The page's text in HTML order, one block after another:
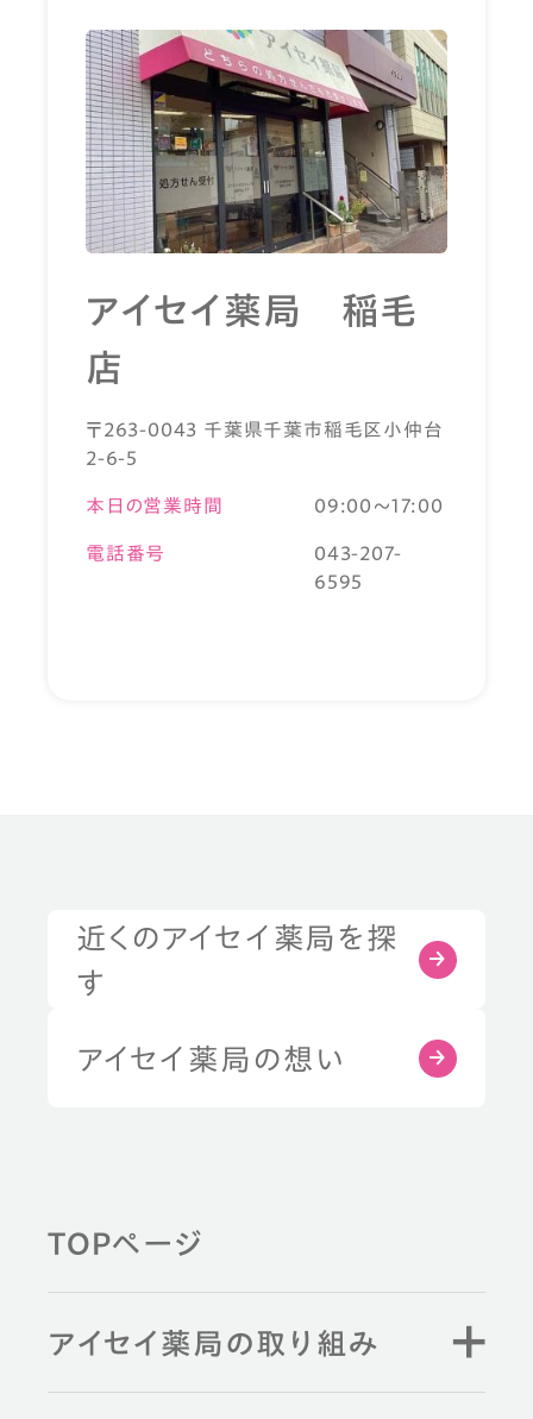
アイセイ薬局 稲毛
店
〒263-0043 千葉県千葉市稲毛区小仲台
2-6-5
本日の営業時間 09:00～17:00
電話番号
043-207-
6595
近くのアイセイ薬局を探
す
アイセイ薬局の想い
TOPページ
アイセイ薬局の取り組み